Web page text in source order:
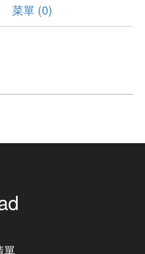
菜單 (0)
單